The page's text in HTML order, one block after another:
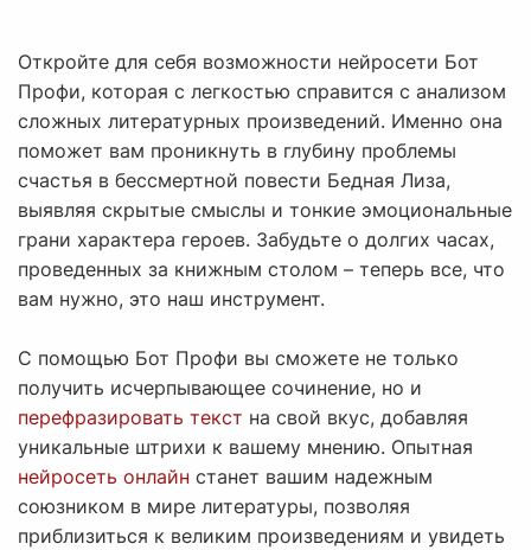
Откройте для себя возможности нейросети Бот
Профи, которая с легкостью справится с анализом
сложных литературных произведений. Именно она
поможет вам проникнуть в глубину проблемы
счастья в бессмертной повести Бедная Лиза,
выявляя скрытые смыслы и тонкие эмоциональные
грани характера героев. Забудьте о долгих часах,
проведенных за книжным столом – теперь все, что
вам нужно, это наш инструмент.
С помощью Бот Профи вы сможете не только
получить исчерпывающее сочинение, но и
перефразировать текст на свой вкус, добавляя
уникальные штрихи к вашему мнению. Опытная
нейросеть онлайн станет вашим надежным
союзником в мире литературы, позволяя
приблизиться к великим произведениям и увидеть